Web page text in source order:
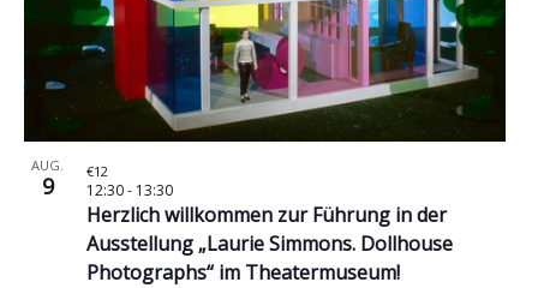
AUG.
9
Herzlich willkommen zur Führung in der
Ausstellung „Laurie Simmons. Dollhouse
Photographs“ im Theatermuseum!
12:30- 13:30
€12